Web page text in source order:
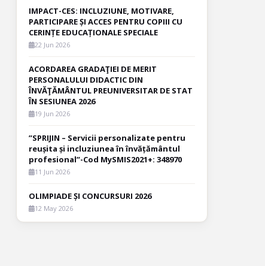
IMPACT-CES: INCLUZIUNE, MOTIVARE,
PARTICIPARE ȘI ACCES PENTRU COPIII CU
CERINȚE EDUCAȚIONALE SPECIALE
22 Jun 2026
ACORDAREA GRADAŢIEI DE MERIT
PERSONALULUI DIDACTIC DIN
ÎNVĂŢĂMÂNTUL PREUNIVERSITAR DE STAT
ÎN SESIUNEA 2026
19 Jun 2026
”SPRIJIN – Servicii personalizate pentru
reușita și incluziunea în învățământul
profesional”-Cod MySMIS2021+: 348970
11 Jun 2026
OLIMPIADE ȘI CONCURSURI 2026
12 May 2026